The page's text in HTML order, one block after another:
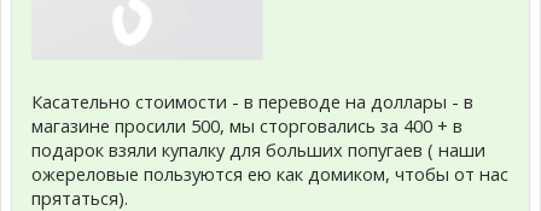
Касательно стоимости - в переводе на доллары - в
магазине просили 500, мы сторговались за 400 + в
подарок взяли купалку для больших попугаев ( наши
ожереловые пользуются ею как домиком, чтобы от нас
прятаться).